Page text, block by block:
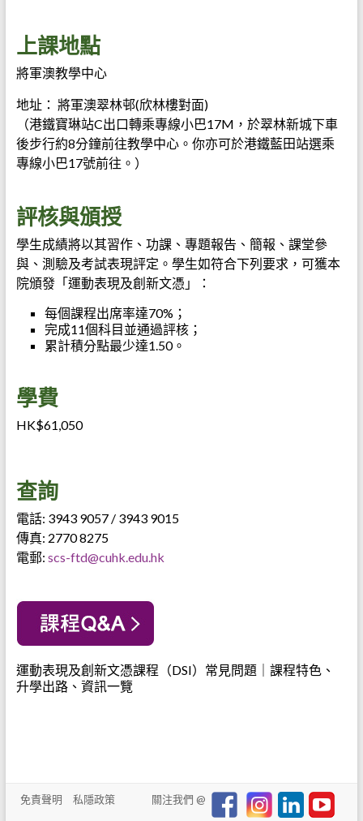
上課地點
將軍澳教學中心
地址： 將軍澳翠林邨(欣林樓對面)
（港鐵寶琳站C出口轉乘專線小巴17M，於翠林新城下車
後步行約8分鐘前往教學中心。你亦可於港鐵藍田站選乘
專線小巴17號前往。）
評核與頒授
學生成績將以其習作、功課、專題報告、簡報、課堂參
與、測驗及考試表現評定。學生如符合下列要求，可獲本
院頒發「運動表現及創新文憑」：
每個課程出席率達70%；
完成11個科目並通過評核；
累計積分點最少達1.50。
學費
HK$61,050
查詢
電話: 3943 9057 / 3943 9015
傳真: 2770 8275
電郵: scs-ftd@cuhk.edu.hk
運動表現及創新文憑課程（DSI）常見問題｜課程特色、
升學出路、資訊一覽
免責聲明 私隱政策 關注我們 @